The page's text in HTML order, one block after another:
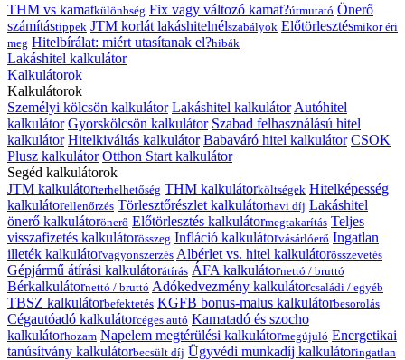
THM vs kamatkülönbség Fix vagy változó kamat?útmutató Önerő
számítástippek JTM korlát lakáshitelnélszabályok Előtörlesztésmikor éri
meg Hitelbírálat: miért utasítanak el?hibák
Lakáshitel kalkulátor
Kalkulátorok
Kalkulátorok
Személyi kölcsön kalkulátor Lakáshitel kalkulátor Autóhitel
kalkulátor Gyorskölcsön kalkulátor Szabad felhasználású hitel
kalkulátor Hitelkiváltás kalkulátor Babaváró hitel kalkulátor CSOK
Plusz kalkulátor Otthon Start kalkulátor
Segéd kalkulátorok
JTM kalkulátorterhelhetőség THM kalkulátorköltségek Hitelképesség
kalkulátorellenőrzés Törlesztőrészlet kalkulátorhavi díj Lakáshitel
önerő kalkulátorönerő Előtörlesztés kalkulátormegtakarítás Teljes
visszafizetés kalkulátorösszeg Infláció kalkulátorvásárlóerő Ingatlan
illeték kalkulátorvagyonszerzés Albérlet vs. hitel kalkulátorösszevetés
Gépjármű átírási kalkulátorátírás ÁFA kalkulátornettó / bruttó
Bérkalkulátornettó / bruttó Adókedvezmény kalkulátorcsaládi / egyéb
TBSZ kalkulátorbefektetés KGFB bonus-malus kalkulátorbesorolás
Cégautóadó kalkulátorcéges autó Kamatadó és szocho
kalkulátorhozam Napelem megtérülési kalkulátormegújuló Energetikai
tanúsítvány kalkulátorbecsült díj Ügyvédi munkadíj kalkulátoringatlan